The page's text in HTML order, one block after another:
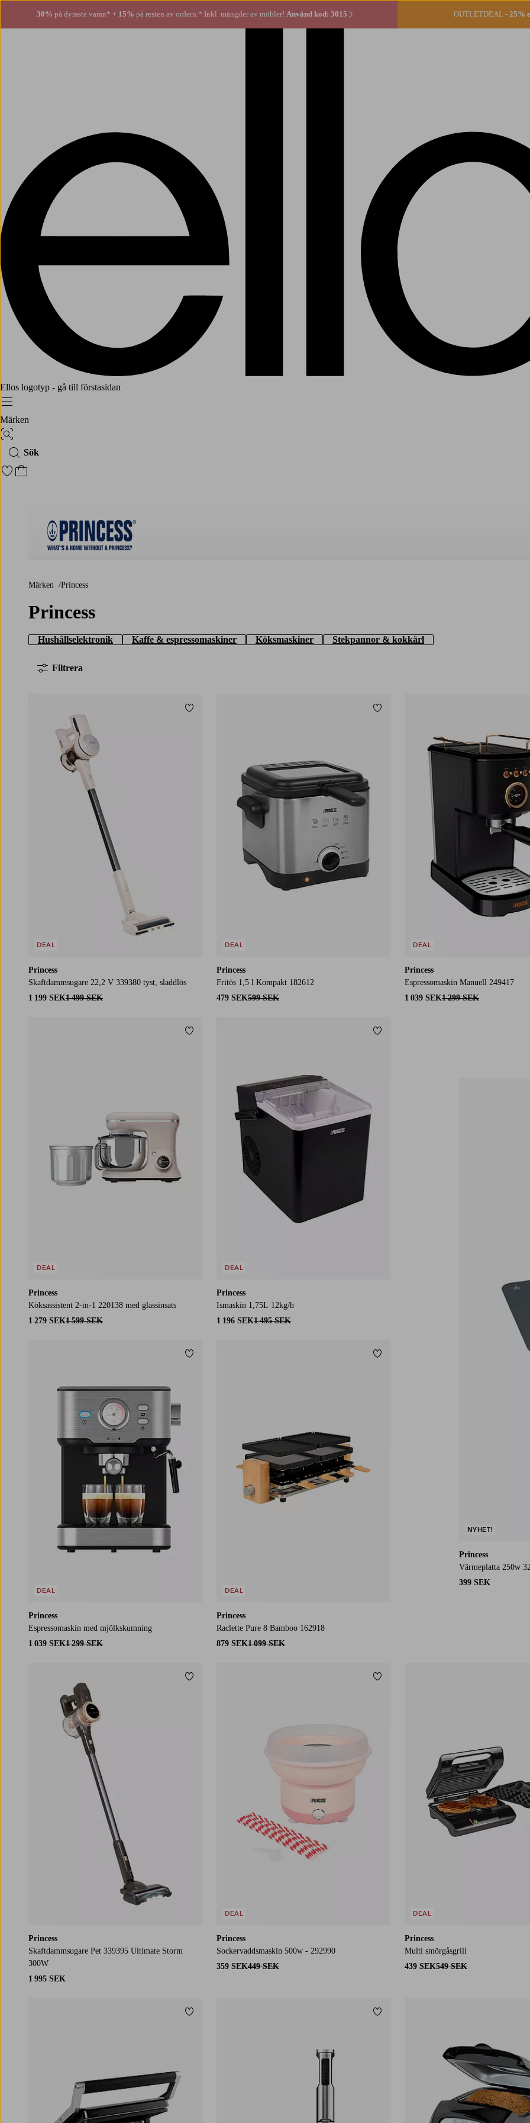
30% på dyraste varan* + 15% på resten av ordern.* Inkl. mängder av möbler! Använd kod: 3015 OUTLETDEAL - 25%
Ellos logotyp - gå till förstasidan
Meny
Märken
Bildsök
Sök
Gå till favoritmarkerade produkter
Gå till kundvagnen
Märken Princess
Princess
Hushållselektronik Kaffe & espressomaskiner Köksmaskiner Stekpannor & kokkärl
Filtrera
Princess
Värmeplatta 250w
399 SEK
NYHET!
Princess
Skaftdammsugare 22,2 V 339380 tyst, sladdlös
1 199 SEK1 499 SEK
DEAL
Lägg till i favoriter
Princess
Fritös 1,5 l Kompakt 182612
479 SEK599 SEK
DEAL
Lägg till i favoriter
Princess
Espressomaskin Manuell 249417
1 039 SEK1 299 SEK
DEAL
Princess
Köksassistent 2-in-1 220138 med glassinsats
1 279 SEK1 599 SEK
DEAL
Lägg till i favoriter
Princess
Ismaskin 1,75L 12kg/h
1 196 SEK1 495 SEK
DEAL
Lägg till i favoriter
Princess
Espressomaskin med mjölkskumning
1 039 SEK1 299 SEK
DEAL
Lägg till i favoriter
Princess
Raclette Pure 8 Bamboo 162918
879 SEK1 099 SEK
DEAL
Lägg till i favoriter
Princess
Skaftdammsugare Pet 339395 Ultimate Storm
300W
1 995 SEK
Lägg till i favoriter
Princess
Sockervaddsmaskin 500w - 292990
359 SEK449 SEK
DEAL
Lägg till i favoriter
Princess
Multi smörgåsgrill
439 SEK549 SEK
DEAL
Lägg till i favoriter Lägg till i favoriter